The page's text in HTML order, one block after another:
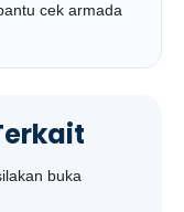
cek armada
buka